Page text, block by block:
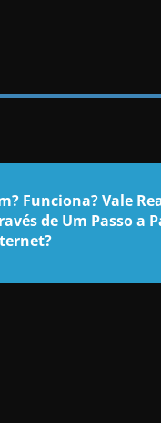
Funciona? Vale
de Um Passo a